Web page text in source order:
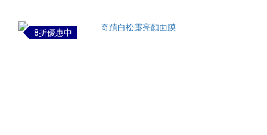
8折優惠中